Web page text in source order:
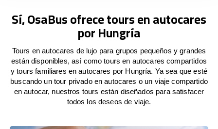
Sí, OsaBus ofrece tours en autocares
por Hungría
Tours en autocares de lujo para grupos pequeños y grandes
están disponibles, así como tours en autocares compartidos
y tours familiares en autocares por Hungría. Ya sea que esté
buscando un tour privado en autocares o un viaje compartido
en autocar, nuestros tours están diseñados para satisfacer
todos los deseos de viaje.